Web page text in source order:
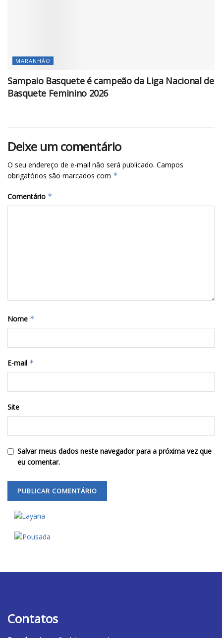
MARANHÃO
Sampaio Basquete é campeão da Liga Nacional de
Basquete Feminino 2026
Deixe um comentário
O seu endereço de e-mail não será publicado. Campos
obrigatórios são marcados com *
Comentário *
Nome *
E-mail *
Site
Salvar meus dados neste navegador para a próxima vez que
eu comentar.
Contatos